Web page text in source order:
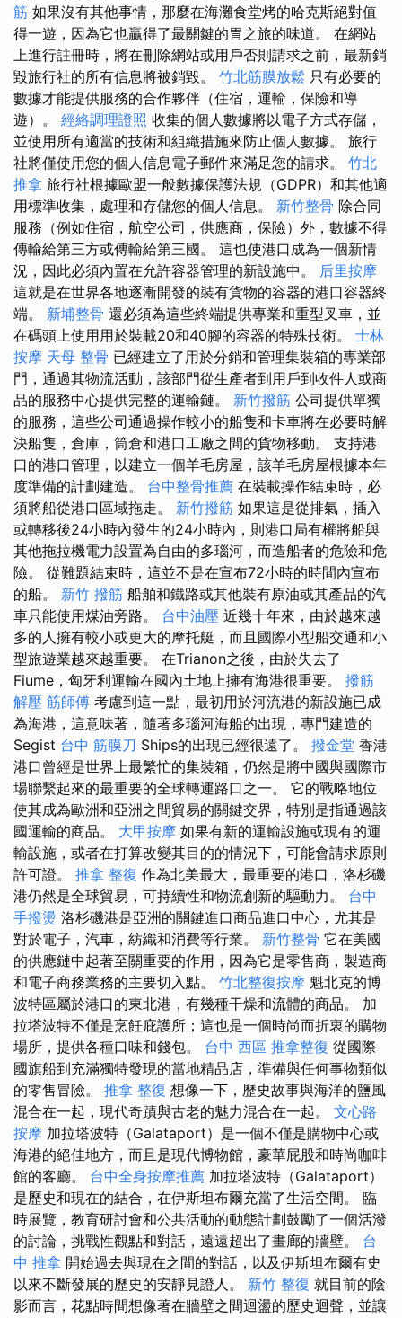
筋 如果沒有其他事情，那麼在海灘食堂烤的哈克斯絕對值
得一遊，因為它也贏得了最關鍵的胃之旅的味道。 在網站
上進行註冊時，將在刪除網站或用戶否則請求之前，最新銷
毀旅行社的所有信息將被銷毀。 竹北筋膜放鬆 只有必要的
數據才能提供服務的合作夥伴（住宿，運輸，保險和導
遊）。 經絡調理證照 收集的個人數據將以電子方式存儲，
並使用所有適當的技術和組織措施來防止個人數據。 旅行
社將僅使用您的個人信息電子郵件來滿足您的請求。 竹北
推拿 旅行社根據歐盟一般數據保護法規（GDPR）和其他適
用標準收集，處理和存儲您的個人信息。 新竹整骨 除合同
服務（例如住宿，航空公司，供應商，保險）外，數據不得
傳輸給第三方或傳輸給第三國。 這也使港口成為一個新情
況，因此必須內置在允許容器管理的新設施中。 后里按摩
這就是在世界各地逐漸開發的裝有貨物的容器的港口容器終
端。 新埔整骨 還必須為這些終端提供專業和重型叉車，並
在碼頭上使用用於裝載20和40腳的容器的特殊技術。 士林
按摩 天母 整骨 已經建立了用於分銷和管理集裝箱的專業部
門，通過其物流活動，該部門從生產者到用戶到收件人或商
品的服務中心提供完整的運輸鏈。 新竹撥筋 公司提供單獨
的服務，這些公司通過操作較小的船隻和卡車將在必要時解
決船隻，倉庫，筒倉和港口工廠之間的貨物移動。 支持港
口的港口管理，以建立一個羊毛房屋，該羊毛房屋根據本年
度準備的計劃建造。 台中整骨推薦 在裝載操作結束時，必
須將船從港口區域拖走。 新竹撥筋 如果這是從排氣，插入
或轉移後24小時內發生的24小時內，則港口局有權將船與
其他拖拉機電力設置為自由的多瑙河，而造船者的危險和危
險。 從難題結束時，這並不是在宣布72小時的時間內宣布
的船。 新竹 撥筋 船舶和鐵路或其他裝有原油或其產品的汽
車只能使用煤油旁路。 台中油壓 近幾十年來，由於越來越
多的人擁有較小或更大的摩托艇，而且國際小型船交通和小
型旅遊業越來越重要。 在Trianon之後，由於失去了
Fiume，匈牙利運輸在國內土地上擁有海港很重要。 撥筋
解壓 筋師傅 考慮到這一點，最初用於河流港的新設施已成
為海港，這意味著，隨著多瑙河海船的出現，專門建造的
Segist 台中 筋膜刀 Ships的出現已經很遠了。 撥金堂 香港
港口曾經是世界上最繁忙的集裝箱，仍然是將中國與國際市
場聯繫起來的最重要的全球轉運路口之一。 它的戰略地位
使其成為歐洲和亞洲之間貿易的關鍵交界，特別是指通過該
國運輸的商品。 大甲按摩 如果有新的運輸設施或現有的運
輸設施，或者在打算改變其目的的情況下，可能會請求原則
許可證。 推拿 整復 作為北美最大，最重要的港口，洛杉磯
港仍然是全球貿易，可持續性和物流創新的驅動力。 台中
手撥燙 洛杉磯港是亞洲的關鍵進口商品進口中心，尤其是
對於電子，汽車，紡織和消費等行業。 新竹整骨 它在美國
的供應鏈中起著至關重要的作用，因為它是零售商，製造商
和電子商務業務的主要切入點。 竹北整復按摩 魁北克的博
波特區屬於港口的東北港，有幾種干燥和流體的商品。 加
拉塔波特不僅是烹飪庇護所；這也是一個時尚而折衷的購物
場所，提供各種口味和錢包。 台中 西區 推拿整復 從國際
國旗船到充滿獨特發現的當地精品店，準備與任何事物類似
的零售冒險。 推拿 整復 想像一下，歷史故事與海洋的鹽風
混合在一起，現代奇蹟與古老的魅力混合在一起。 文心路
按摩 加拉塔波特（Galataport）是一個不僅是購物中心或
海港的絕佳地方，而且是現代博物館，豪華屁股和時尚咖啡
館的客廳。 台中全身按摩推薦 加拉塔波特（Galataport）
是歷史和現在的結合，在伊斯坦布爾充當了生活空間。 臨
時展覽，教育研討會和公共活動的動態計劃鼓勵了一個活潑
的討論，挑戰性觀點和對話，遠遠超出了畫廊的牆壁。 台
中 推拿 開始過去與現在之間的對話，以及伊斯坦布爾有史
以來不斷發展的歷史的安靜見證人。 新竹 整復 就目前的陰
影而言，花點時間想像著在牆壁之間迴盪的歷史迴聲，並讓